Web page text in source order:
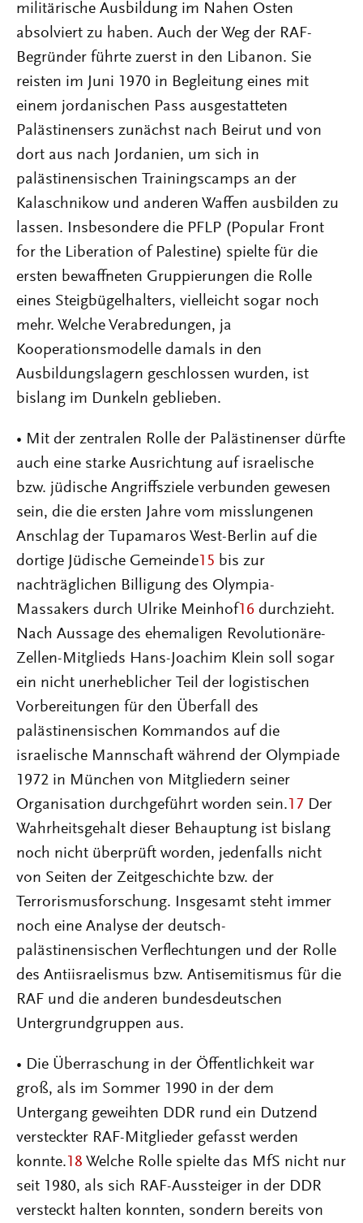
militärische Ausbildung im Nahen Osten
absolviert zu haben. Auch der Weg der RAF-
Begründer führte zuerst in den Libanon. Sie
reisten im Juni 1970 in Begleitung eines mit
einem jordanischen Pass ausgestatteten
Palästinensers zunächst nach Beirut und von
dort aus nach Jordanien, um sich in
palästinensischen Trainingscamps an der
Kalaschnikow und anderen Waffen ausbilden zu
lassen. Insbesondere die PFLP (Popular Front
for the Liberation of Palestine) spielte für die
ersten bewaffneten Gruppierungen die Rolle
eines Steigbügelhalters, vielleicht sogar noch
mehr. Welche Verabredungen, ja
Kooperationsmodelle damals in den
Ausbildungslagern geschlossen wurden, ist
bislang im Dunkeln geblieben.
• Mit der zentralen Rolle der Palästinenser dürfte
auch eine starke Ausrichtung auf israelische
bzw. jüdische Angriffsziele verbunden gewesen
sein, die die ersten Jahre vom misslungenen
Anschlag der Tupamaros West-Berlin auf die
dortige Jüdische Gemeinde 15 bis zur
nachträglichen Billigung des Olympia-
Massakers durch Ulrike Meinhof 16 durchzieht.
Nach Aussage des ehemaligen Revolutionäre-
Zellen-Mitglieds Hans-Joachim Klein soll sogar
ein nicht unerheblicher Teil der logistischen
Vorbereitungen für den Überfall des
palästinensischen Kommandos auf die
israelische Mannschaft während der Olympiade
1972 in München von Mitgliedern seiner
Organisation durchgeführt worden sein. 17 Der
Wahrheitsgehalt dieser Behauptung ist bislang
noch nicht überprüft worden, jedenfalls nicht
von Seiten der Zeitgeschichte bzw. der
Terrorismusforschung. Insgesamt steht immer
noch eine Analyse der deutsch-
palästinensischen Verflechtungen und der Rolle
des Antiisraelismus bzw. Antisemitismus für die
RAF und die anderen bundesdeutschen
Untergrundgruppen aus.
• Die Überraschung in der Öffentlichkeit war
groß, als im Sommer 1990 in der dem
Untergang geweihten DDR rund ein Dutzend
versteckter RAF-Mitglieder gefasst werden
konnte. 18 Welche Rolle spielte das MfS nicht nur
seit 1980, als sich RAF-Aussteiger in der DDR
versteckt halten konnten, sondern bereits von